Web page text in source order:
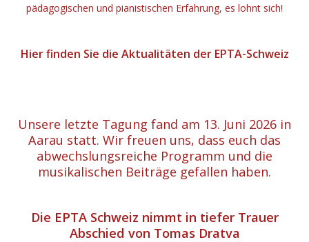
pädagogischen und pianistischen Erfahrung, es lohnt sich!
Hier finden Sie die Aktualitäten der EPTA-Schweiz
Unsere letzte Tagung fand am 13. Juni 2026 in
Aarau statt. Wir freuen uns, dass euch das
abwechslungsreiche Programm und die
musikalischen Beiträge gefallen haben.
Die EPTA Schweiz nimmt in tiefer Trauer
Abschied von Tomas Dratva